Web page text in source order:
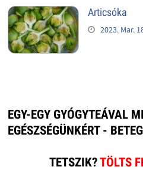
Articsóka
2023. Mar.
EGY-EGY GYÓGYTEÁVAL
EGÉSZSÉGÜNKÉRT -
TETSZIK?TÖLTS